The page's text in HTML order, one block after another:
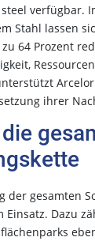
verfügbar.
Stahl lassen
64 Prozent
ihrer
der gesamten
Einsatz. Dazu